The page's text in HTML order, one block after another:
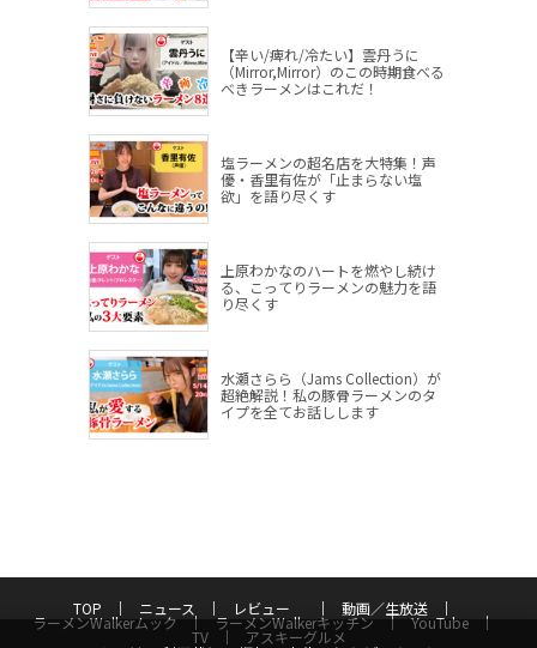
【辛い/痺れ/冷たい】雲丹うに
（Mirror,Mirror）のこの時期食べる
べきラーメンはこれだ！
塩ラーメンの超名店を大特集！声
優・香里有佐が「止まらない塩
欲」を語り尽くす
上原わかなのハートを燃やし続け
る、こってりラーメンの魅力を語
り尽くす
水瀬さらら（Jams Collection）が
超絶解説！私の豚骨ラーメンのタ
イプを全てお話しします
TOP ニュース レビュー 動画／生放送
ラーメンWalkerムック ラーメンWalkerキッチン YouTube
TV アスキーグルメ